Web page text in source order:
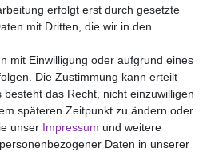
DHL (auch Samstags)
Versand
Rückgaberecht
AGB
erfolgt erst durch gesetzte
mit Dritten, die wir in den
mit Einwilligung oder aufgrund eines
Die Zustimmung kann erteilt
das Recht, nicht einzuwilligen
späteren Zeitpunkt zu ändern oder
unser Impressum und weitere
Daten in unserer